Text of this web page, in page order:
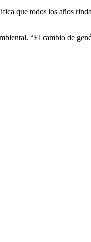
que todos los años
“El cambio de